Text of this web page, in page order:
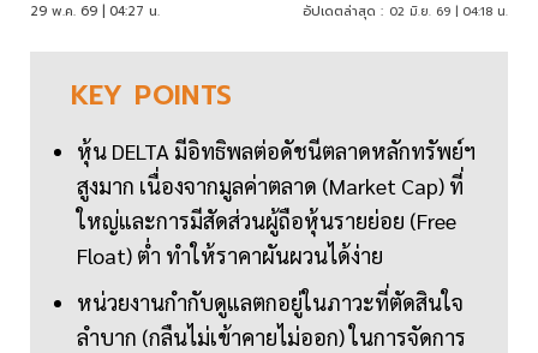
29 พ.ค. 69 | 04:27 น. อัปเดตล่าสุด : 02 มิ.ย. 69 | 04:18 น.
KEY POINTS
หุ้น DELTA มีอิทธิพลต่อดัชนีตลาดหลักทรัพย์ฯ
สูงมาก เนื่องจากมูลค่าตลาด (Market Cap) ที่
ใหญ่และการมีสัดส่วนผู้ถือหุ้นรายย่อย (Free
Float) ต่ำ ทำให้ราคาผันผวนได้ง่าย
หน่วยงานกำกับดูแลตกอยู่ในภาวะที่ตัดสินใจ
ลำบาก (กลืนไม่เข้าคายไม่ออก) ในการจัดการ